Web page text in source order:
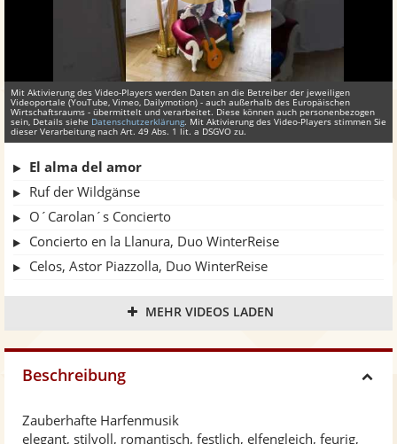
Mit Aktivierung des Video-Players werden Daten an die Betreiber der jeweiligen
Videoportale (YouTube, Vimeo, Dailymotion) - auch außerhalb des Europäischen
Wirtschaftsraums - übermittelt und verarbeitet. Diese können auch personenbezogen
sein, Details siehe Datenschutzerklärung. Mit Aktivierung des Video-Players stimmen Sie
dieser Verarbeitung nach Art. 49 Abs. 1 lit. a DSGVO zu.
El alma del amor
Ruf der Wildgänse
O´Carolan´s Concierto
Concierto en la Llanura, Duo WinterReise
Celos, Astor Piazzolla, Duo WinterReise
MEHR VIDEOS LADEN
Beschreibung
Zauberhafte Harfenmusik
elegant, stilvoll, romantisch, festlich, elfengleich, feurig,